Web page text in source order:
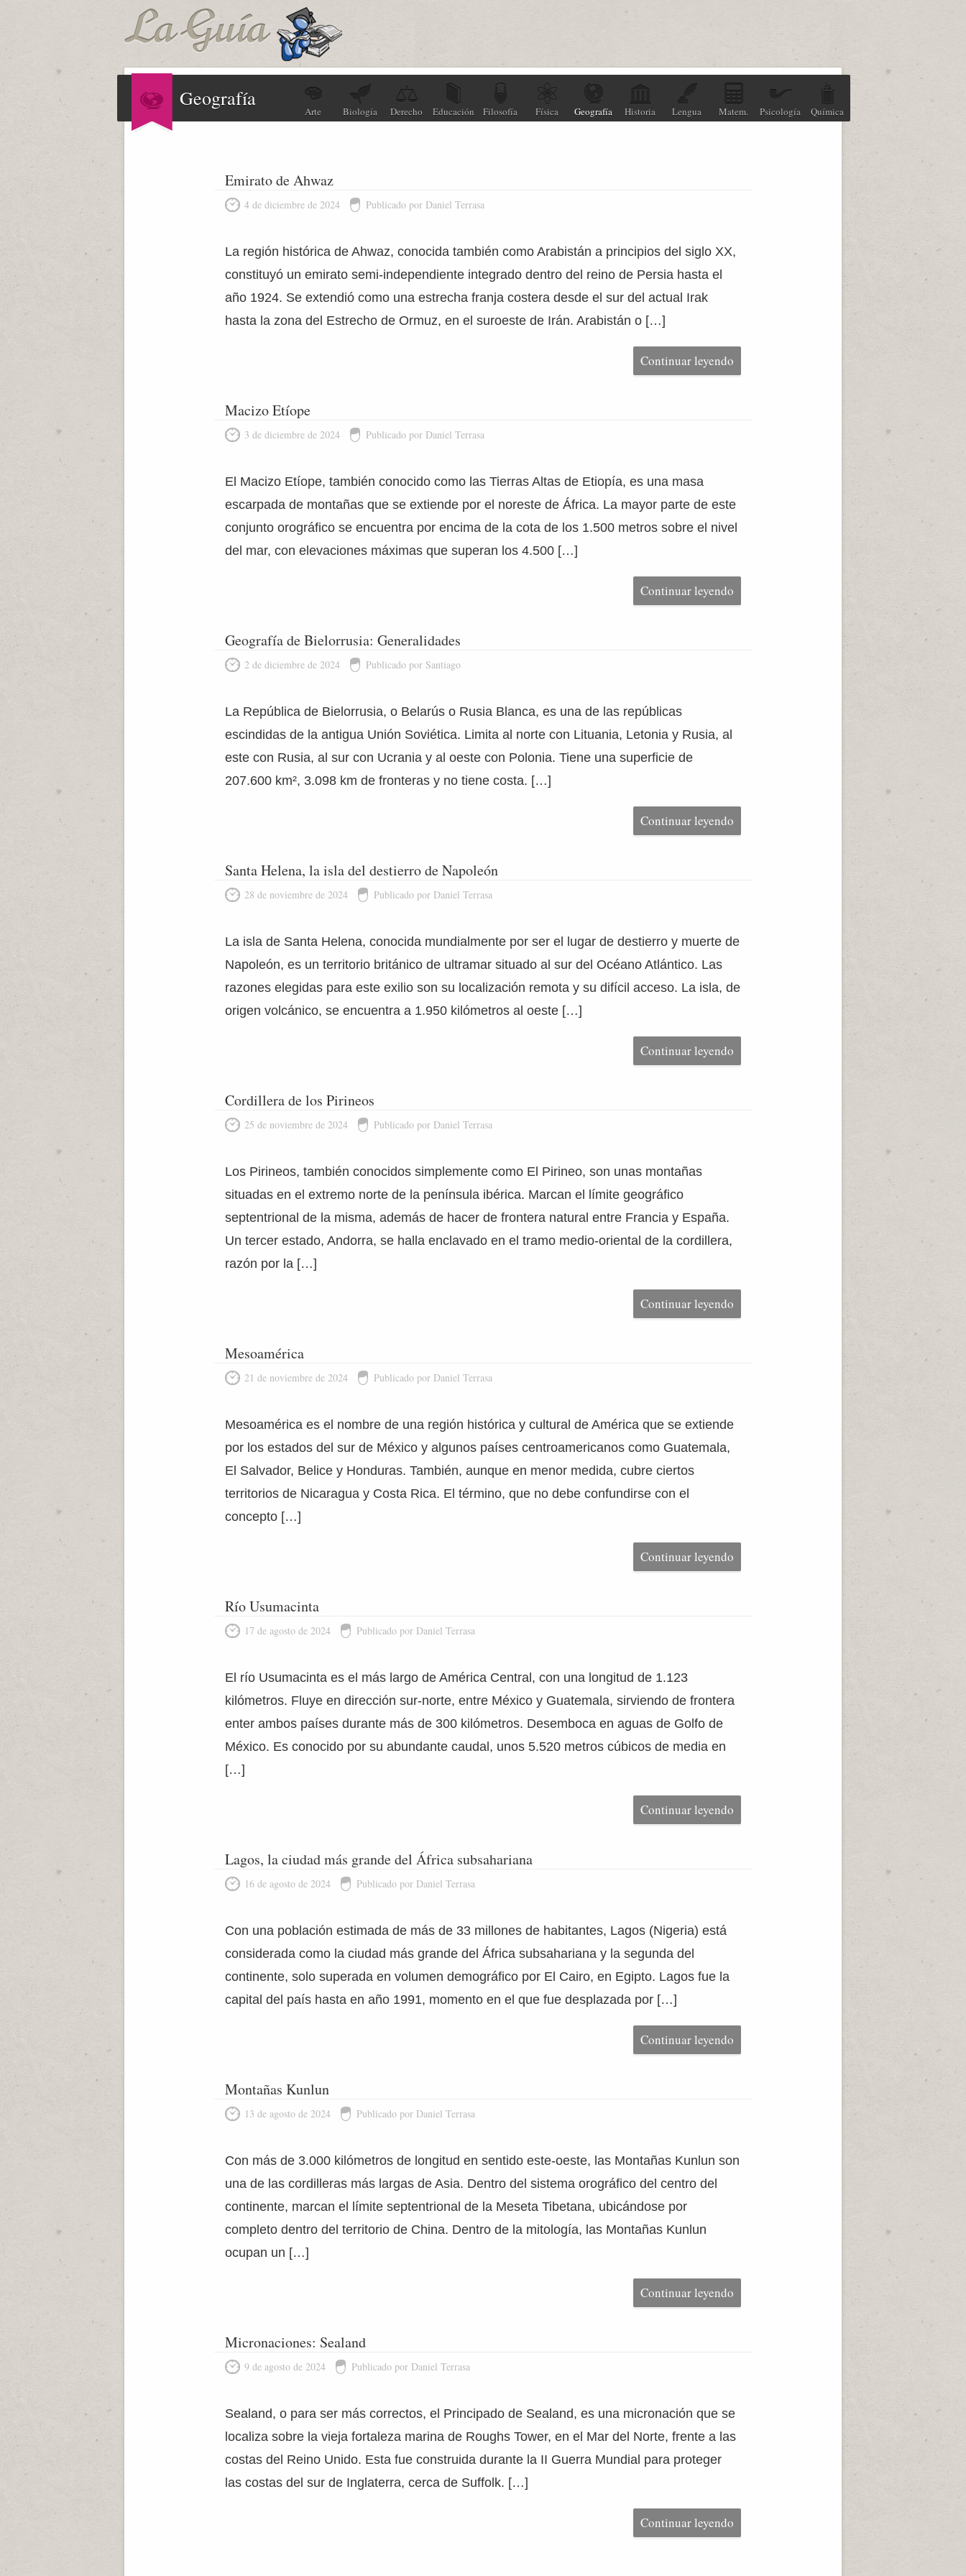
Geografía
Arte Biología Derecho Educación Filosofía Física Geografía Historia Lengua Matem. Psicología Química
Emirato de Ahwaz
4 de diciembre de 2024 Publicado por Daniel Terrasa
La región histórica de Ahwaz, conocida también como Arabistán a principios del siglo XX,
constituyó un emirato semi-independiente integrado dentro del reino de Persia hasta el
año 1924. Se extendió como una estrecha franja costera desde el sur del actual Irak
hasta la zona del Estrecho de Ormuz, en el suroeste de Irán. Arabistán o […]
Continuar leyendo
Macizo Etíope
3 de diciembre de 2024 Publicado por Daniel Terrasa
El Macizo Etíope, también conocido como las Tierras Altas de Etiopía, es una masa
escarpada de montañas que se extiende por el noreste de África. La mayor parte de este
conjunto orográfico se encuentra por encima de la cota de los 1.500 metros sobre el nivel
del mar, con elevaciones máximas que superan los 4.500 […]
Continuar leyendo
Geografía de Bielorrusia: Generalidades
2 de diciembre de 2024 Publicado por Santiago
La República de Bielorrusia, o Belarús o Rusia Blanca, es una de las repúblicas
escindidas de la antigua Unión Soviética. Limita al norte con Lituania, Letonia y Rusia, al
este con Rusia, al sur con Ucrania y al oeste con Polonia. Tiene una superficie de
207.600 km², 3.098 km de fronteras y no tiene costa. […]
Continuar leyendo
Santa Helena, la isla del destierro de Napoleón
28 de noviembre de 2024 Publicado por Daniel Terrasa
La isla de Santa Helena, conocida mundialmente por ser el lugar de destierro y muerte de
Napoleón, es un territorio británico de ultramar situado al sur del Océano Atlántico. Las
razones elegidas para este exilio son su localización remota y su difícil acceso. La isla, de
origen volcánico, se encuentra a 1.950 kilómetros al oeste […]
Continuar leyendo
Cordillera de los Pirineos
25 de noviembre de 2024 Publicado por Daniel Terrasa
Los Pirineos, también conocidos simplemente como El Pirineo, son unas montañas
situadas en el extremo norte de la península ibérica. Marcan el límite geográfico
septentrional de la misma, además de hacer de frontera natural entre Francia y España.
Un tercer estado, Andorra, se halla enclavado en el tramo medio-oriental de la cordillera,
razón por la […]
Continuar leyendo
Mesoamérica
21 de noviembre de 2024 Publicado por Daniel Terrasa
Mesoamérica es el nombre de una región histórica y cultural de América que se extiende
por los estados del sur de México y algunos países centroamericanos como Guatemala,
El Salvador, Belice y Honduras. También, aunque en menor medida, cubre ciertos
territorios de Nicaragua y Costa Rica. El término, que no debe confundirse con el
concepto […]
Continuar leyendo
Río Usumacinta
17 de agosto de 2024 Publicado por Daniel Terrasa
El río Usumacinta es el más largo de América Central, con una longitud de 1.123
kilómetros. Fluye en dirección sur-norte, entre México y Guatemala, sirviendo de frontera
enter ambos países durante más de 300 kilómetros. Desemboca en aguas de Golfo de
México. Es conocido por su abundante caudal, unos 5.520 metros cúbicos de media en
[…]
Continuar leyendo
Lagos, la ciudad más grande del África subsahariana
16 de agosto de 2024 Publicado por Daniel Terrasa
Con una población estimada de más de 33 millones de habitantes, Lagos (Nigeria) está
considerada como la ciudad más grande del África subsahariana y la segunda del
continente, solo superada en volumen demográfico por El Cairo, en Egipto. Lagos fue la
capital del país hasta en año 1991, momento en el que fue desplazada por […]
Continuar leyendo
Montañas Kunlun
13 de agosto de 2024 Publicado por Daniel Terrasa
Con más de 3.000 kilómetros de longitud en sentido este-oeste, las Montañas Kunlun son
una de las cordilleras más largas de Asia. Dentro del sistema orográfico del centro del
continente, marcan el límite septentrional de la Meseta Tibetana, ubicándose por
completo dentro del territorio de China. Dentro de la mitología, las Montañas Kunlun
ocupan un […]
Continuar leyendo
Micronaciones: Sealand
9 de agosto de 2024 Publicado por Daniel Terrasa
Sealand, o para ser más correctos, el Principado de Sealand, es una micronación que se
localiza sobre la vieja fortaleza marina de Roughs Tower, en el Mar del Norte, frente a las
costas del Reino Unido. Esta fue construida durante la II Guerra Mundial para proteger
las costas del sur de Inglaterra, cerca de Suffolk. […]
Continuar leyendo